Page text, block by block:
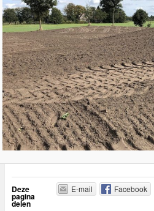
Deze
pagina
delen
E-mail Facebook